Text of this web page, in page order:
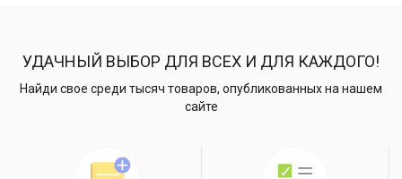
УДАЧНЫЙ ВЫБОР ДЛЯ ВСЕХ И ДЛЯ КАЖДОГО!
Найди свое среди тысяч товаров, опубликованных на нашем
сайте